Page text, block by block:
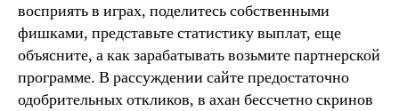
восприять в играх, поделитесь собственными
фишками, представьте статистику выплат, еще
объясните, а как зарабатывать возьмите партнерской
программе. В рассуждении сайте предостаточно
одобрительных откликов, в ахан бессчетно скринов